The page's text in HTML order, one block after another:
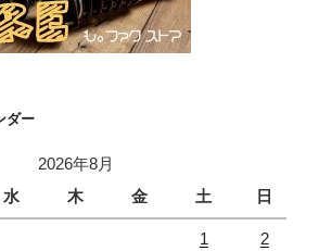
ダー
2026年8月
水 木 金 土 日
1 2